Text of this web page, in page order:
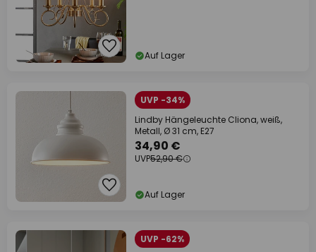
Auf Lager
UVP -34%
Lindby Hängeleuchte Cliona, weiß,
Metall, Ø 31 cm, E27
34,90 €
UVP52,90 €
Auf Lager
UVP -62%